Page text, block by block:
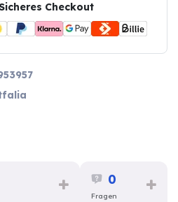
Checkout
0
Fragen